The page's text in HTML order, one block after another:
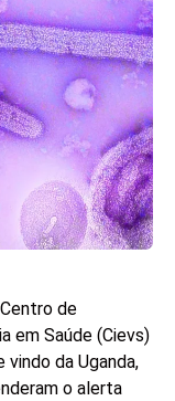
de
em Saúde (Cievs)
da Uganda,
o alerta